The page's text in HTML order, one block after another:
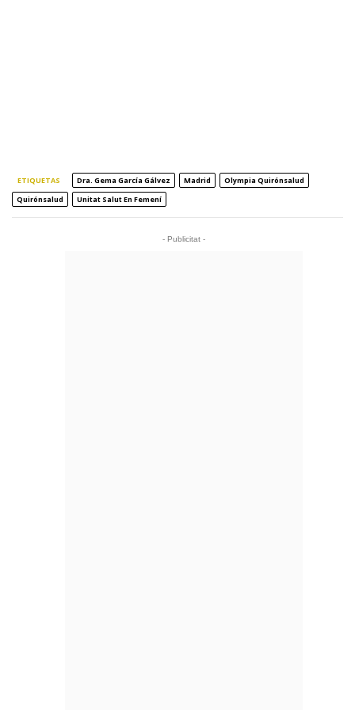
ETIQUETAS Dra. Gema García Gálvez Madrid
Olympia Quirónsalud
Quirónsalud
Unitat Salut En Femení
- Publicitat -